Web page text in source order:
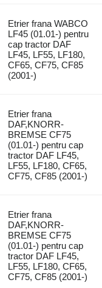
Etrier frana WABCO
LF45 (01.01-) pentru
cap tractor DAF
LF45, LF55, LF180,
CF65, CF75, CF85
(2001-)
Etrier frana
DAF,KNORR-
BREMSE CF75
(01.01-) pentru cap
tractor DAF LF45,
LF55, LF180, CF65,
CF75, CF85 (2001-)
Etrier frana
DAF,KNORR-
BREMSE CF75
(01.01-) pentru cap
tractor DAF LF45,
LF55, LF180, CF65,
CF75, CF85 (2001-)